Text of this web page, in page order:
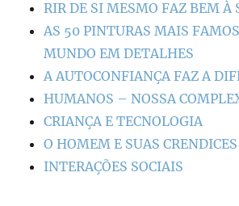
RIR DE SI MESMO FAZ BEM À
AS 50 PINTURAS MAIS
MUNDO EM DETALHES
A AUTOCONFIANÇA FAZ A
HUMANOS – NOSSA
CRIANÇA E TECNOLOGIA
O HOMEM E SUAS CRENDICES
INTERAÇÕES SOCIAIS